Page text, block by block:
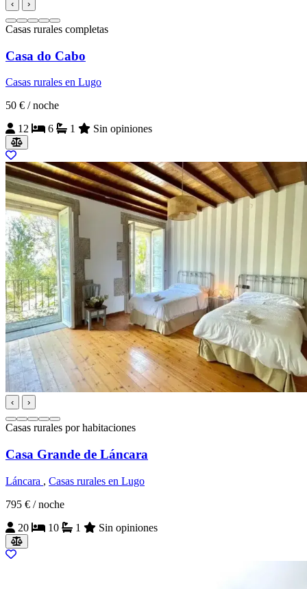
‹ ›
Casas rurales completas
Casa do Cabo
Casas rurales en Lugo
50 € / noche
12
6 1 Sin opiniones
‹ ›
Casas rurales por habitaciones
Casa Grande de Láncara
Láncara , Casas rurales en Lugo
795 € / noche
20
10 1 Sin opiniones